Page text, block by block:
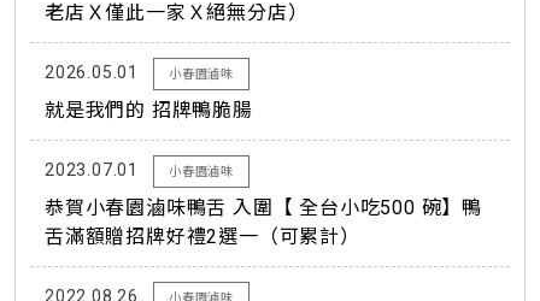
老店Ｘ僅此一家Ｘ絕無分店）
2026.05.01 小春園滷味
就是我們的 招牌鴨脆腸
2023.07.01 小春園滷味
恭賀小春園滷味鴨舌 入圍【 全台小吃500 碗】鴨
舌滿額贈招牌好禮2選一（可累計）
2022.08.26